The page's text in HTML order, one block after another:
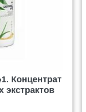
Концентрат
экстрактов